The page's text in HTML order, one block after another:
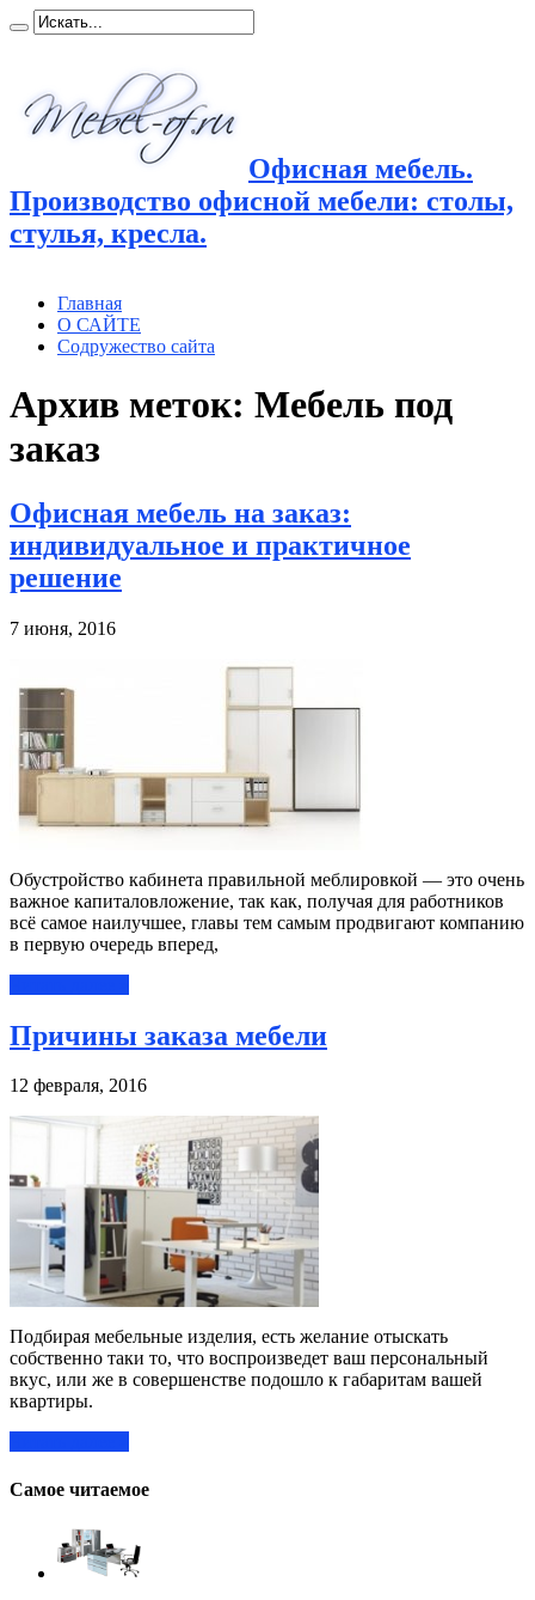
Офисная мебель.
Производство офисной мебели: столы,
стулья, кресла.
Главная
О САЙТЕ
Содружество сайта
Архив меток: Мебель под
заказ
Офисная мебель на заказ:
индивидуальное и практичное
решение
7 июня, 2016
Обустройство кабинета правильной меблировкой — это очень
важное капиталовложение, так как, получая для работников
всё самое наилучшее, главы тем самым продвигают компанию
в первую очередь вперед,
Причины заказа мебели
12 февраля, 2016
Подбирая мебельные изделия, есть желание отыскать
собственно таки то, что воспроизведет ваш персональный
вкус, или же в совершенстве подошло к габаритам вашей
квартиры.
Самое читаемое